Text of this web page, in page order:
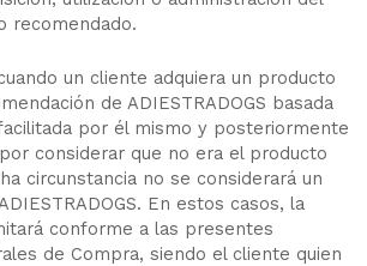
recomendado.
un cliente adquiera un producto
de ADIESTRADOGS basada
por él mismo y posteriormente
considerar que no era el producto
circunstancia no se considerará un
En estos casos, la
conforme a las presentes
de Compra, siendo el cliente quien